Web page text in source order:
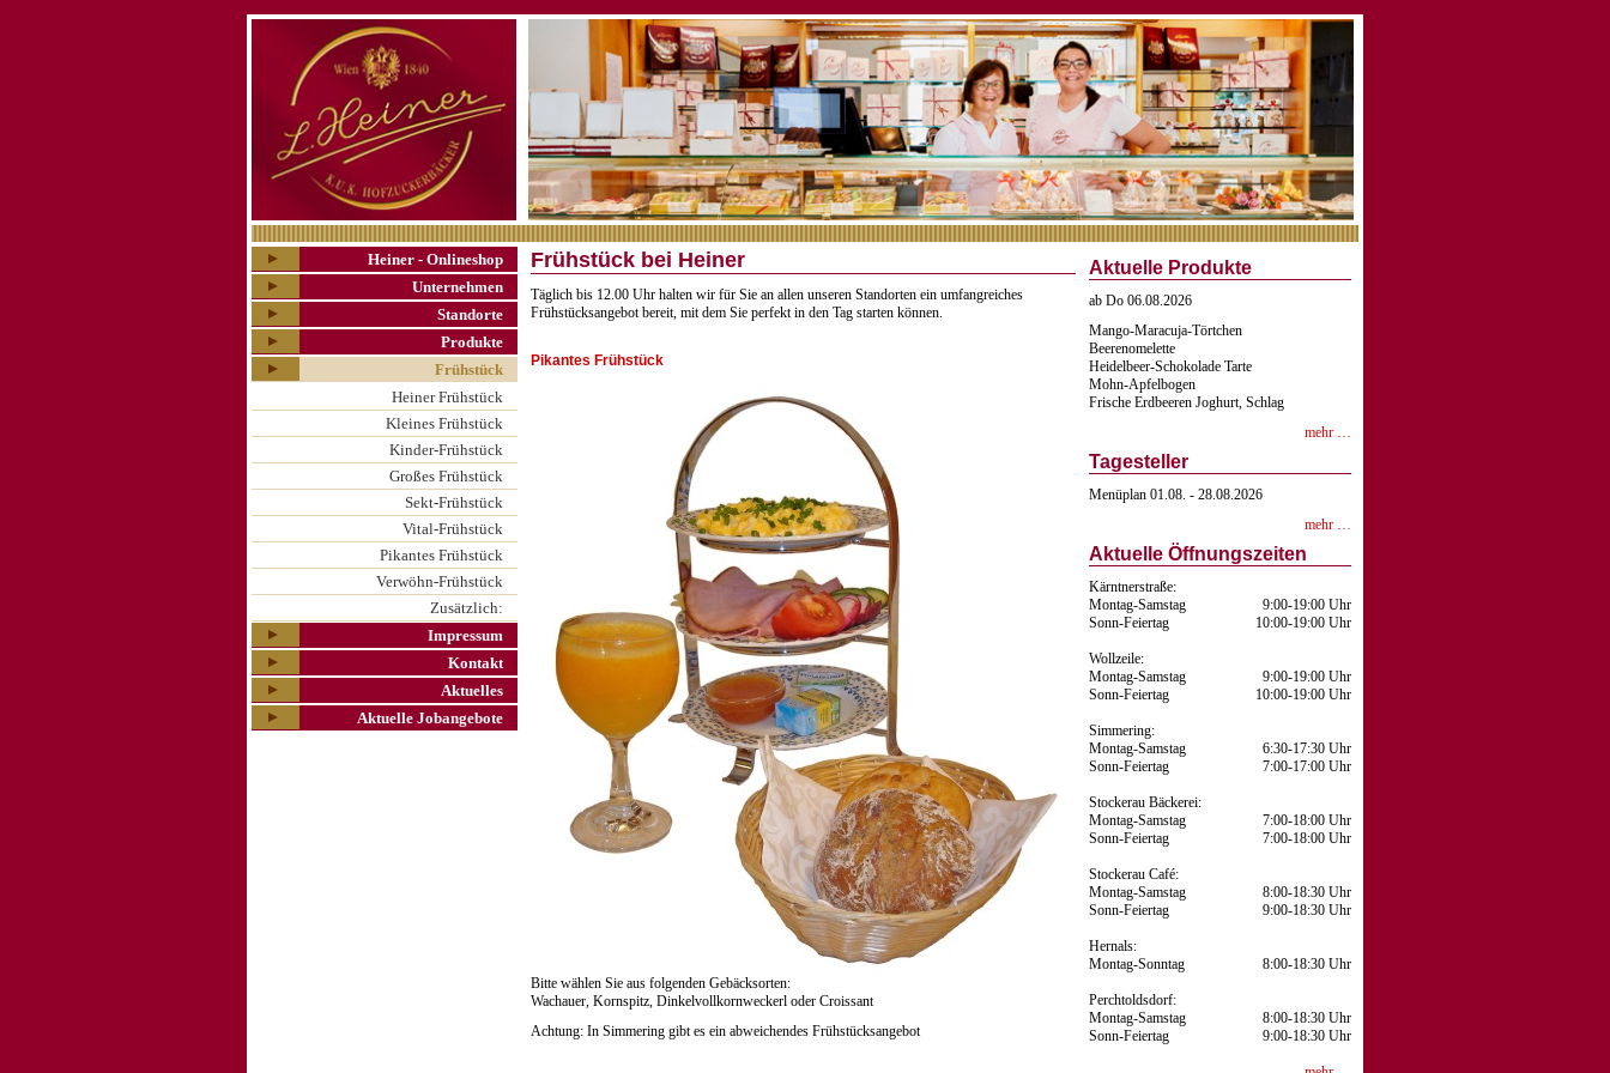
Heiner - Onlineshop
Unternehmen
Standorte
Produkte
Frühstück
Heiner Frühstück
Kleines Frühstück
Kinder-Frühstück
Großes Frühstück
Sekt-Frühstück
Vital-Frühstück
Pikantes Frühstück
Verwöhn-Frühstück
Zusätzlich:
Impressum
Kontakt
Aktuelles
Aktuelle Jobangebote
Frühstück bei Heiner
Täglich bis 12.00 Uhr halten wir für Sie an allen unseren Standorten ein umfangreiches
Frühstücksangebot bereit, mit dem Sie perfekt in den Tag starten können.
Pikantes Frühstück
Bitte wählen Sie aus folgenden Gebäcksorten:
Wachauer, Kornspitz, Dinkelvollkornweckerl oder Croissant
Achtung: In Simmering gibt es ein abweichendes Frühstücksangebot
Aktuelle Produkte
ab Do 06.08.2026
Mango-Maracuja-Törtchen
Beerenomelette
Heidelbeer-Schokolade Tarte
Mohn-Apfelbogen
Frische Erdbeeren Joghurt, Schlag
mehr …
Tagesteller
Menüplan 01.08. - 28.08.2026
mehr …
Aktuelle Öffnungszeiten
Kärntnerstraße:
Montag-Samstag
Sonn-Feiertag
9:00-19:00 Uhr
10:00-19:00 Uhr
Wollzeile:
Montag-Samstag
Sonn-Feiertag
9:00-19:00 Uhr
10:00-19:00 Uhr
Simmering:
Montag-Samstag
Sonn-Feiertag
6:30-17:30 Uhr
7:00-17:00 Uhr
Stockerau Bäckerei:
Montag-Samstag
7:00-18:00 Uhr
Sonn-Feiertag
7:00-18:00 Uhr
Stockerau Café:
Montag-Samstag
Sonn-Feiertag
8:00-18:30 Uhr
9:00-18:30 Uhr
Hernals:
Montag-Sonntag
8:00-18:30 Uhr
Perchtoldsdorf:
Montag-Samstag
Sonn-Feiertag
8:00-18:30 Uhr
9:00-18:30 Uhr